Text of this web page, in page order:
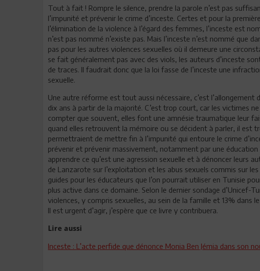
Tout à fait ! Rompre le silence, prendre la parole n’est pas
l’impunité et prévenir le crime d’inceste. Certes et pour la
l’élimination de la violence à l’égard des femmes, l’inceste est
n’est pas nommé n’existe pas. Mais l’inceste n’est nommé que
pas pour les autres violences sexuelles où il demeure une
se fait généralement pas avec des viols, les auteurs d’inceste
de traces. Il faudrait donc que la loi fasse de l’inceste une
sexuelle.
Une autre réforme est tout aussi nécessaire, c’est
dix ans à partir de la majorité. C’est trop court, car les victimes
compter que souvent, elles font une amnésie traumatique leur
quand elles retrouvent la mémoire ou se décident à parler, il est
permettraient de mettre fin à l’impunité qui entoure le crime
prévenir et prévenir massivement, notamment par une
apprendre ce qu’est une agression sexuelle et à dénoncer leurs
de Lanzarote sur l’exploitation et les abus sexuels commis sur
guides pour les éducateurs que l’on pourrait utiliser en Tunisie
plus active dans ce domaine. Selon le dernier sondage d’Unicef-
violences, y compris sexuelles, au sein de la famille et 13% dans
Il est urgent d’agir, j’espère que ce livre y contribuera.
Lire aussi
Inceste : L’acte perfide que dénonce Monia Ben Jémia dans son